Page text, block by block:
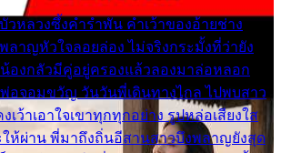
หลวงซึ้งคำรำพัน คำเว้าของอ้ายช่าง
ลาญหัวใจลอยล่อง ไม่จริงกระมั้งที่ว่ายัง
องกลัวมีคู่อยู่ครองแล้วลองมาล่อหลอก
อจอมขวัญ วันวันพี่เดินทางไกล ไปพบสาว
เว้าเอาใจเขาทุกทุกอย่าง รูปหล่อเสียงใส
ให้ผ่าน พี่มาถึงถิ่นอีสานสาวบึงพลาญยังสุด